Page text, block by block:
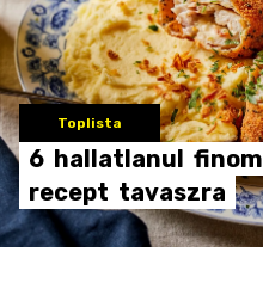
Toplista
6 hallatlanul finom
recept tavaszra